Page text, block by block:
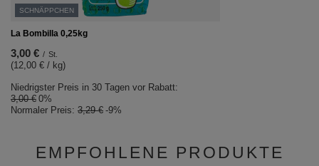
SCHNÄPPCHEN
La Bombilla 0,25kg
3,00 € / St.
(12,00 € / kg)
Niedrigster Preis in 30 Tagen vor Rabatt:
3,00 € 0%
Normaler Preis: 3,29 € -9%
EMPFOHLENE PRODUKTE